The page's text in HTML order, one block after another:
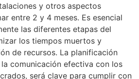
y otros aspectos
entre 2 y 4 meses. Es esencial
las diferentes etapas del
los tiempos muertos y
de recursos. La planificación
comunicación efectiva con los
será clave para cumplir con